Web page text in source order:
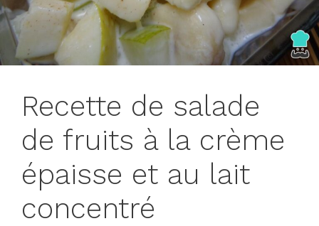
Recette de salade
de fruits à la crème
épaisse et au lait
concentré